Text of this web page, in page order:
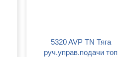
5320 AVP TN Тяга
руч.управ.подачи топ